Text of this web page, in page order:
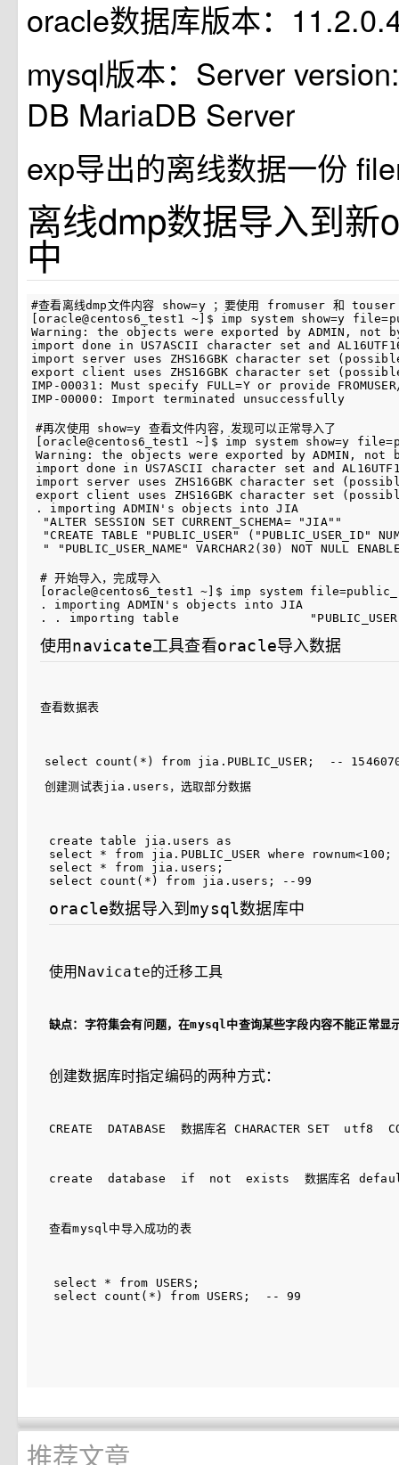
oracle数据库版本：
mysql版本：Server
DB MariaDB Server
exp导出的离线数据一份
离线dmp数据导入到新
中
#查看离线dmp文件内容 show=y ；要使用 fromuser 和 touser
[oracle@centos6_test1 ~]$ imp system show=y
Warning: the objects were exported by ADMIN, not
import done in US7ASCII character set and
import server uses ZHS16GBK character set
export client uses ZHS16GBK character set
IMP-00031: Must specify FULL=Y or provide
#再次使用 show=y 查看文件内容，发现可以正常导入了
[oracle@centos6_test1 ~]$ imp system show=y
Warning: the objects were exported by ADMIN, not
import done in US7ASCII character set and
import server uses ZHS16GBK character set
export client uses ZHS16GBK character set
. importing ADMIN's objects into JIA
"ALTER SESSION SET CURRENT_SCHEMA= "JIA""
"CREATE TABLE "PUBLIC_USER" ("PUBLIC_USER_ID"
# 开始导入，完成导入
[oracle@centos6_test1 ~]$ imp system
. importing ADMIN's objects into JIA
使用navicate工具查看oracle导入数据
查看数据表
创建测试表jia.users，选取部分数据
create table jia.users as
select * from jia.PUBLIC_USER where rownum<100;
select * from jia.users;
oracle数据导入到mysql数据库中
使用Navicate的迁移工具
缺点：字符集会有问题，在mysql中查询某些字段内容不能正常显
创建数据库时指定编码的两种方式：
CREATE  DATABASE  数据库名 CHARACTER SET  utf8
create  database  if  not  exists  数据库名
查看mysql中导入成功的表
select * from USERS;
推荐文章